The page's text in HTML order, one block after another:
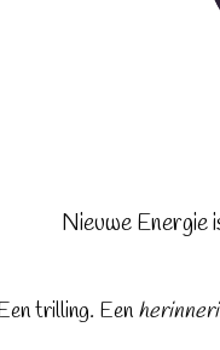
Nieuwe Energie
trilling. Een